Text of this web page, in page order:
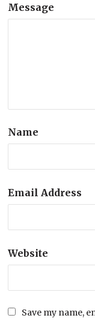
Message
Name
Email Address
Website
Save my name,